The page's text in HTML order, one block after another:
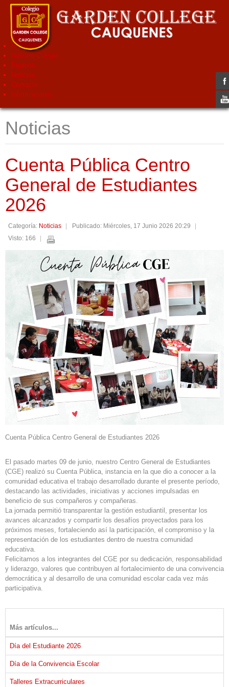
Home
Nuestro Colegio
Equipos
Noticias
Contacto
Informaciones
Noticias
Cuenta Pública Centro
General de Estudiantes
2026
Categoría: Noticias
Publicado: Miércoles, 17 Junio 2026 20:29
Visto: 166
Cuenta Pública Centro General de Estudiantes 2026
El pasado martes 09 de junio, nuestro Centro General de Estudiantes
(CGE) realizó su Cuenta Pública, instancia en la que dio a conocer a la
comunidad educativa el trabajo desarrollado durante el presente período,
destacando las actividades, iniciativas y acciones impulsadas en
beneficio de sus compañeros y compañeras.
La jornada permitió transparentar la gestión estudiantil, presentar los
avances alcanzados y compartir los desafíos proyectados para los
próximos meses, fortaleciendo así la participación, el compromiso y la
representación de los estudiantes dentro de nuestra comunidad
educativa.
Felicitamos a los integrantes del CGE por su dedicación, responsabilidad
y liderazgo, valores que contribuyen al fortalecimiento de una convivencia
democrática y al desarrollo de una comunidad escolar cada vez más
participativa.
Más artículos...
Día del Estudiante 2026
Día de la Convivencia Escolar
Talleres Extracurriculares